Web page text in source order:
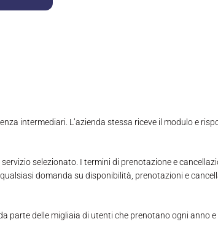
intermediari. L’azienda stessa riceve il modulo e
selezionato. I termini di prenotazione e
domanda su disponibilità, prenotazioni e
parte delle migliaia di utenti che prenotano ogni anno